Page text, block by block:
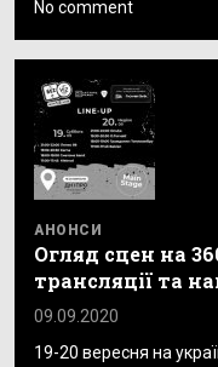
No comment
АНОНСИ
Огляд сцен на
трансляції та
09.09.2020
19-20 вересня на